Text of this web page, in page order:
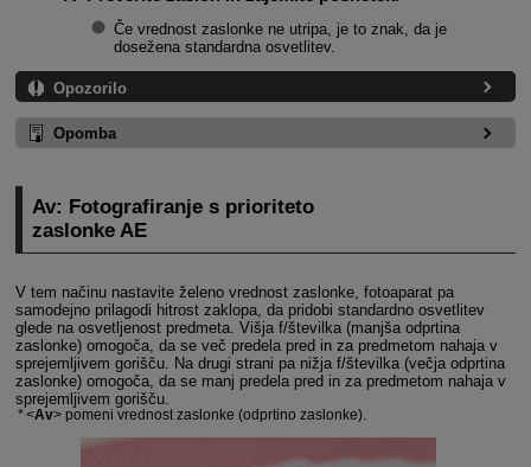
Če vrednost zaslonke ne utripa, je to znak, da je
dosežena standardna osvetlitev.
Opozorilo
Opomba
Av: Fotografiranje s prioriteto
zaslonke AE
V tem načinu nastavite želeno vrednost zaslonke, fotoaparat pa
samodejno prilagodi hitrost zaklopa, da pridobi standardno osvetlitev
glede na osvetljenost predmeta. Višja f/številka (manjša odprtina
zaslonke) omogoča, da se več predela pred in za predmetom nahaja v
sprejemljivem gorišču. Na drugi strani pa nižja f/številka (večja odprtina
zaslonke) omogoča, da se manj predela pred in za predmetom nahaja v
sprejemljivem gorišču.
Av pomeni vrednost zaslonke (odprtino zaslonke).